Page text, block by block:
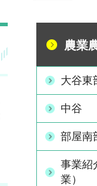
農業
大谷東
中谷
部屋南
事業紹
業）